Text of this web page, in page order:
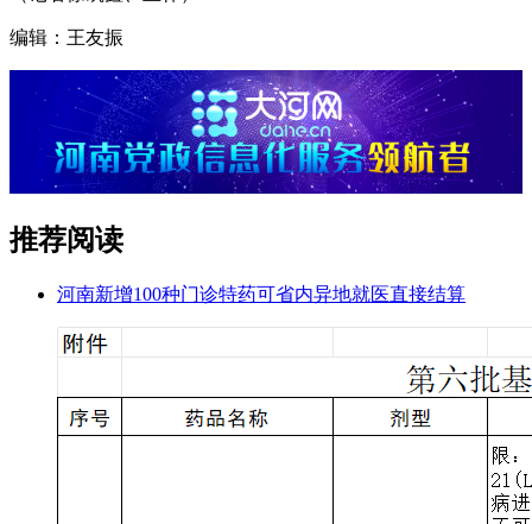
编辑：王友振
推荐阅读
河南新增100种门诊特药可省内异地就医直接结算